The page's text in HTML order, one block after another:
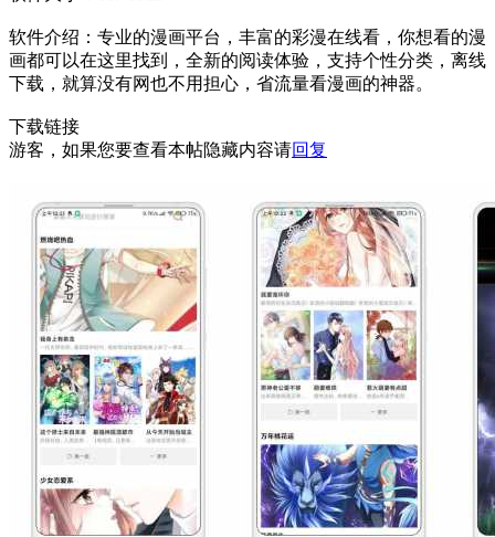
软件介绍：专业的漫画平台，丰富的彩漫在线看，你想看的漫
画都可以在这里找到，全新的阅读体验，支持个性分类，离线
下载，就算没有网也不用担心，省流量看漫画的神器。
下载链接
游客，如果您要查看本帖隐藏内容请回复